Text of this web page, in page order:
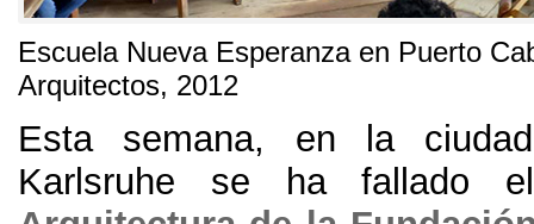
Escuela Nueva Esperanza en Puerto
Arquitectos, 2012
Esta semana, en la
Karlsruhe se ha fallado el